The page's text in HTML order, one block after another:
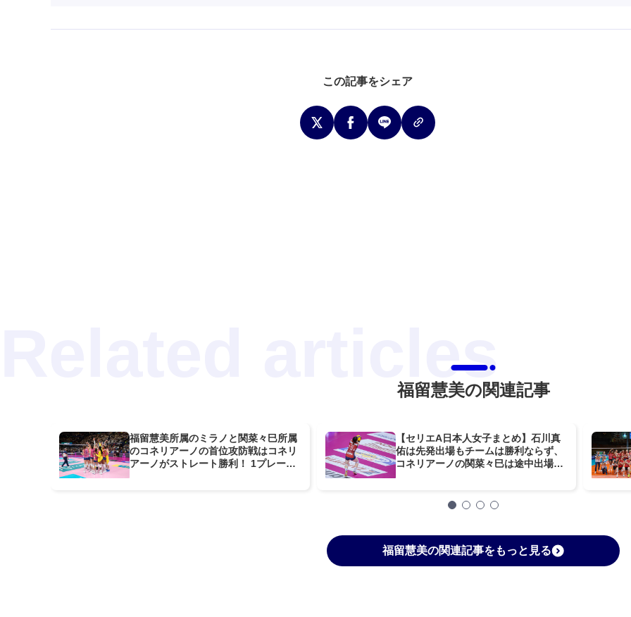
この記事をシェア
福留慧美の関連記事
福留慧美所属のミラノと関菜々巳所属
のコネリアーノの首位攻防戦はコネリ
アーノがストレート勝利！ 1プレー限
【セリエA日本人女子まとめ】石川真
佑は先発出場もチームは勝利ならず、
コネリアーノの関菜々巳は途中出場、
福留慧美の関連記事をもっと見る